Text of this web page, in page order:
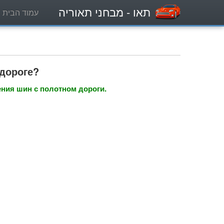
תאו - מבחני תאוריה עמוד הבית
шин с полотном дороги.